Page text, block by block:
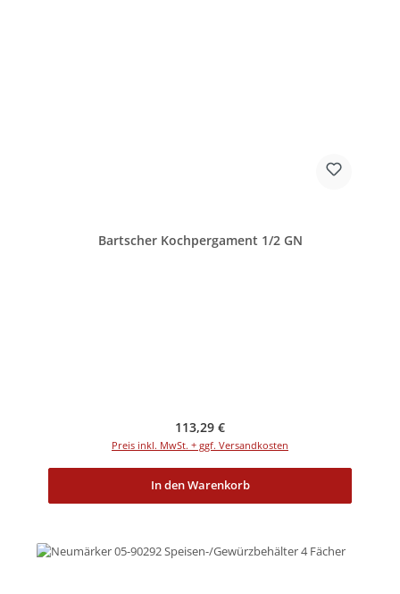
Bartscher Kochpergament 1/2 GN
Regulärer Preis:
113,29 €
Preis inkl. MwSt. + ggf. Versandkosten
In den Warenkorb